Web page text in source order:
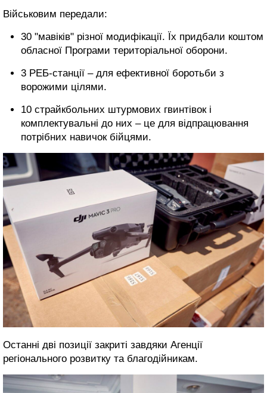
Військовим передали:
30 "мавіків" різної модифікації. Їх придбали коштом
обласної Програми територіальної оборони.
3 РЕБ-станції – для ефективної боротьби з
ворожими цілями.
10 страйкбольних штурмових гвинтівок і
комплектувальні до них – це для відпрацювання
потрібних навичок бійцями.
Останні дві позиції закриті завдяки Агенції
регіонального розвитку та благодійникам.